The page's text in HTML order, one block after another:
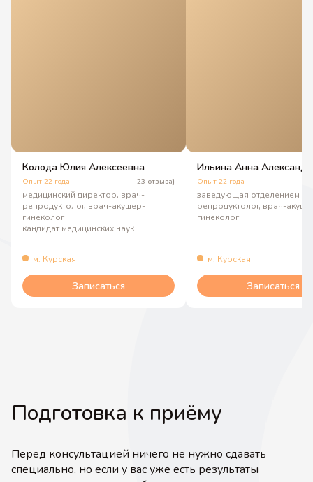
м. Курская
Колода Юлия Алексеевна
медицинский директор, врач-
репродуктолог, врач-акушер-
гинеколог
кандидат медицинских наук
Опыт 22 года 23 отзыва}
Записаться
м. Курская
Ильина Анна
заведующая отделением
репродуктолог, врач-
гинеколог
Опыт 22 года
Записаться
Подготовка к приёму
Перед консультацией ничего не нужно сдавать
специально, но если у вас уже есть результаты